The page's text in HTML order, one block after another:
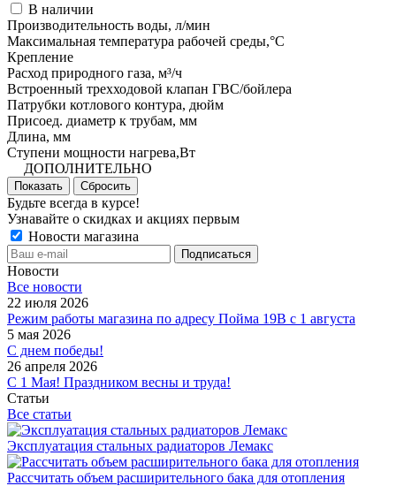
В наличии
Производительность воды, л/мин
Максимальная температура рабочей среды,°C
Крепление
Расход природного газа, м³/ч
Встроенный трехходовой клапан ГВС/бойлера
Патрубки котлового контура, дюйм
Присоед. диаметр к трубам, мм
Длина, мм
Ступени мощности нагрева,Вт
ДОПОЛНИТЕЛЬНО
Показать Сбросить
Будьте всегда в курсе!
Узнавайте о скидках и акциях первым
Новости магазина
Новости
Все новости
22 июля 2026
Режим работы магазина по адресу Пойма 19В с 1 августа
5 мая 2026
С днем победы!
26 апреля 2026
С 1 Мая! Праздником весны и труда!
Статьи
Все статьи
Эксплуатация стальных радиаторов Лемакс
Рассчитать объем расширительного бака для отопления